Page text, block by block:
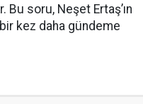
Bu soru, Neşet Ertaş’ın
kez daha gündeme